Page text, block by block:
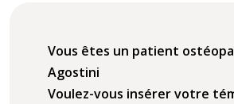
Vous êtes un patient
Agostini
Voulez-vous insérer votre